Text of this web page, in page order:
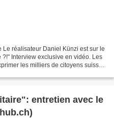
réalisateur Daniel Künzi est sur le
Interview exclusive en vidéo. Les
les milliers de citoyens suisses
entretien avec le